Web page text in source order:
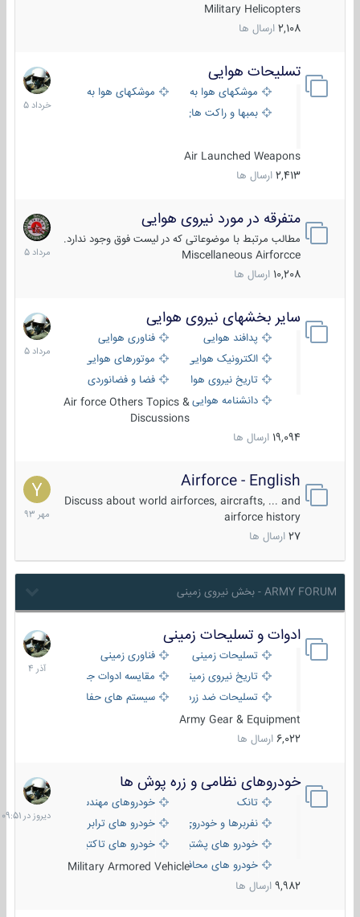
Military Helicopters
2,108 ارسال ها
تسلیحات هوایی
موشکهای هوا به هوا
موشکهای هوا به سطح
بمبها و راکت های هوایی
Air Launched Weapons
2,413 ارسال ها
30
خرداد
1405
متفرقه در مورد نیروی هوایی
مطالب مرتبط با موضوعاتی که در لیست فوق وجود ندارد.
Miscellaneous Airforcce
10,208 ارسال ها
7
مرداد
1405
سایر بخشهای نیروی هوایی
پدافند هوایی
فناوری هوایی
الکترونیک هوایی
موتورهای هوایی
تاریخ نیروی هوایی
فضا و فضانوردی
دانشنامه هواییAir force Others Topics &
Discussions
19,094 ارسال ها
2
مرداد
1405
Airforce - English
Discuss about world airforces, aircrafts, ... and
airforce history
27 ارسال ها
15
مهر
1393
ARMY FORUM - بخش نیروی زمینی
ادوات و تسلیحات زمینی
تسلیحات زمینی
فناوری زمینی
تاریخ نیروی زمینی
مقایسه ادوات جنگی
تسلیحات ضد زره
سیستم های حفاظت فعال
Army Gear & Equipment
6,022 ارسال ها
21
آذر
1404
خودروهای نظامی و زره پوش ها
تانک
خودروهای مهندسی
نفربرها و خودروی های رزمی پیاده نظام
خودرو های ترابری نظامی
خودرو های پشتیبانی آتش ، شناسایی و ضد تانک
خودرو های تاکتیکی نظامی
خودرو های محافظت شدهMilitary Armored Vehicle
9,982 ارسال ها
دیروز
در
09:51